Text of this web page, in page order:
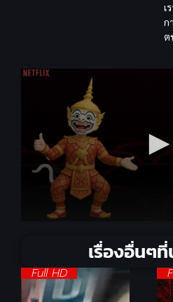
เ
ก
ต
เรื่องอื่นๆ
Full HD